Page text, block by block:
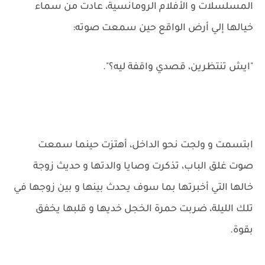
المسلسلات و الأفلام الرومانسية، عادت من سماء
خيالها إلي أرض الواقع حين سمعت صوته:
"ايش تنتظرين، قصدي واقفة ليه؟".
ابتسمت و ولجت نحو الداخل، أهتزت حينما سمعت
صوت غلق الباب، تذكرت وصايا والدتها و حديث زوجة
خالها التي أخبرتها بما سوف يحدث بينها و بين زوجها في
تلك الليلة، ضربت حمرة الخجل خديها و قلبها يخفق
بقوة.